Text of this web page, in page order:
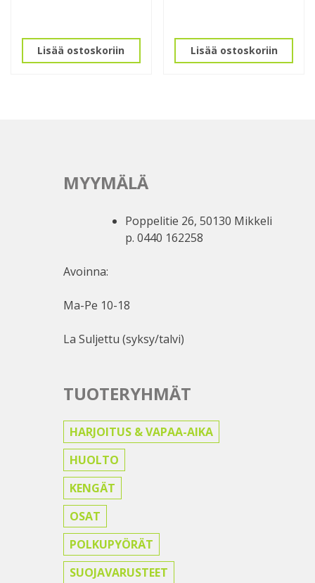
Lisää ostoskoriin Lisää ostoskoriin
MYYMÄLÄ
Poppelitie 26, 50130 Mikkeli
p. 0440 162258
Avoinna:
Ma-Pe 10-18
La Suljettu (syksy/talvi)
TUOTERYHMÄT
HARJOITUS & VAPAA-AIKA
HUOLTO
KENGÄT
OSAT
POLKUPYÖRÄT
SUOJAVARUSTEET